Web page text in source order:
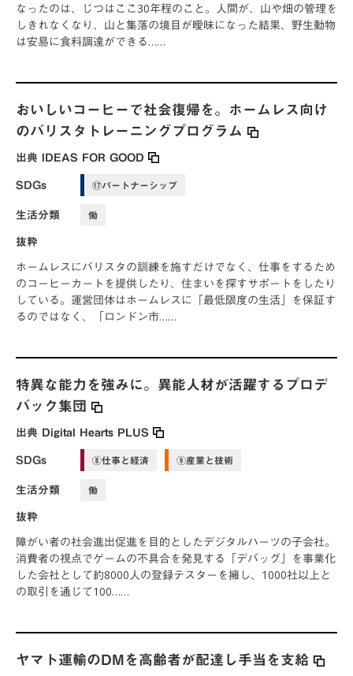
なったのは、じつはここ30年程のこと。人間が、山や畑の管理を
しきれなくなり、山と集落の境目が曖昧になった結果、野生動物
は安易に食料調達ができる……
おいしいコーヒーで社会復帰を。ホームレス向け
のバリスタトレーニングプログラム
出典 IDEAS FOR GOOD
SDGs ⑰パートナーシップ
生活分類 働
抜粋
ホームレスにバリスタの訓練を施すだけでなく、仕事をするため
のコーヒーカートを提供したり、住まいを探すサポートをしたり
している。運営団体はホームレスに「最低限度の生活」を保証す
るのではなく、「ロンドン市……
特異な能力を強みに。異能人材が活躍するプロデ
バック集団
出典 Digital Hearts PLUS
SDGs ⑧仕事と経済 ⑨産業と技術
生活分類 働
抜粋
障がい者の社会進出促進を目的としたデジタルハーツの子会社。
消費者の視点でゲームの不具合を発見する「デバッグ」を事業化
した会社として約8000人の登録テスターを擁し、1000社以上と
の取引を通じて100……
ヤマト運輸のDMを高齢者が配達し手当を支給